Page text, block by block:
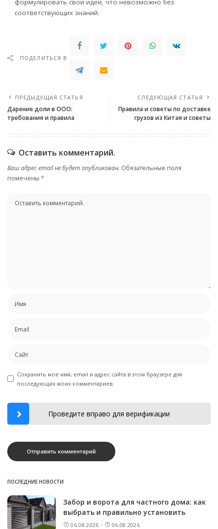
соответствующих знаний.
ПОДЕЛИТЬСЯ В
ПРЕДЫДУЩАЯ СТАТЬЯ
Дарение доли в ООО:
требования и правила
СЛЕДУЮЩАЯ СТАТЬЯ
Правила и советы по доставке
грузов из Китая и советы
Оставить комментарий.
Ваш адрес email не будет опубликован. Обязательные поля
помечены *
Сохранить моё имя, email и адрес сайта в этом браузере для
последующих моих комментариев.
Проведите вправо для верификации
ПОСЛЕДНИЕ НОВОСТИ
Забор и ворота для частного дома: как
выбрать и правильно установить
06.08.2026 06.08.2026